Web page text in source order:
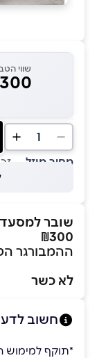
שווי
300
1
מחיר מוזל — זכאות עד
₪300
ההמבורגר
לא כשר
חשוב
*תוקף למימוש